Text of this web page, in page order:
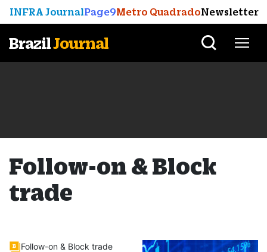
INFRA JournalPage9Metro QuadradoNewsletter
BrazilJournal
Follow-on & Block
trade
Follow-on & Block trade